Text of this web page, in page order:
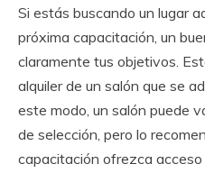
Si estás buscando un lugar
próxima capacitación, un
claramente tus objetivos.
alquiler de un salón que se
este modo, un salón puede
de selección, pero lo
capacitación ofrezca